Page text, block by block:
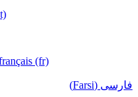
(fr)
فارسی (Farsi)